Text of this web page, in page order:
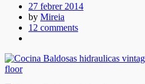
27 febrer 2014
by Mireia
12 comments